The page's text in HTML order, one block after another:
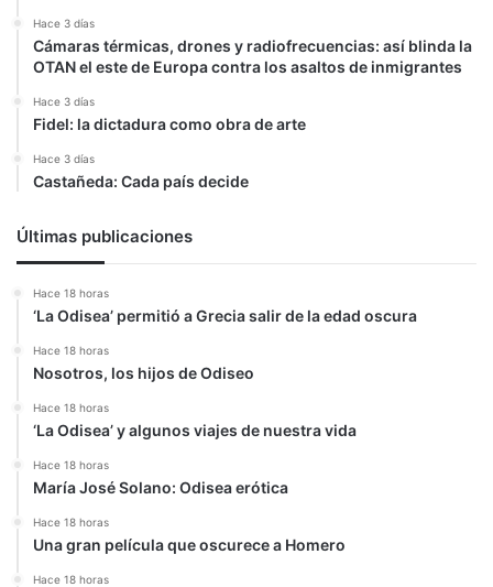
Hace 3 días
Cámaras térmicas, drones y radiofrecuencias: así blinda la
OTAN el este de Europa contra los asaltos de inmigrantes
Hace 3 días
Fidel: la dictadura como obra de arte
Hace 3 días
Castañeda: Cada país decide
Últimas publicaciones
Hace 18 horas
‘La Odisea’ permitió a Grecia salir de la edad oscura
Hace 18 horas
Nosotros, los hijos de Odiseo
Hace 18 horas
‘La Odisea’ y algunos viajes de nuestra vida
Hace 18 horas
María José Solano: Odisea erótica
Hace 18 horas
Una gran película que oscurece a Homero
Hace 18 horas